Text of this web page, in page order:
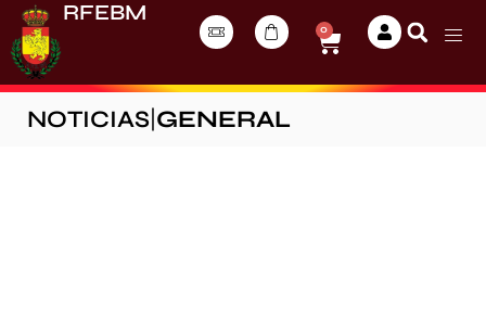
RFEBM
0
NOTICIAS GENERAL